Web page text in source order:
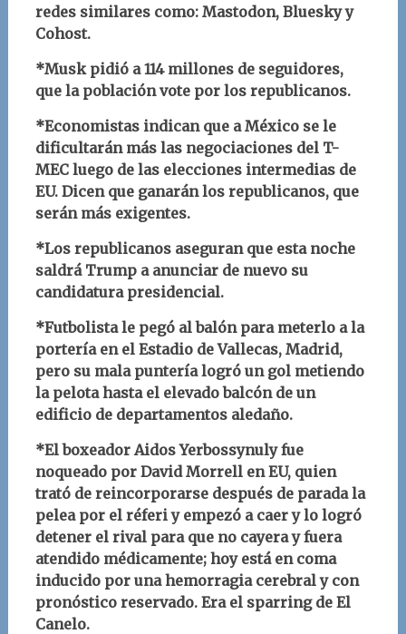
redes similares como: Mastodon, Bluesky y
Cohost.
*Musk pidió a 114 millones de seguidores,
que la población vote por los republicanos.
*Economistas indican que a México se le
dificultarán más las negociaciones del T-
MEC luego de las elecciones intermedias de
EU. Dicen que ganarán los republicanos, que
serán más exigentes.
*Los republicanos aseguran que esta noche
saldrá Trump a anunciar de nuevo su
candidatura presidencial.
*Futbolista le pegó al balón para meterlo a la
portería en el Estadio de Vallecas, Madrid,
pero su mala puntería logró un gol metiendo
la pelota hasta el elevado balcón de un
edificio de departamentos aledaño.
*El boxeador Aidos Yerbossynuly fue
noqueado por David Morrell en EU, quien
trató de reincorporarse después de parada la
pelea por el réferi y empezó a caer y lo logró
detener el rival para que no cayera y fuera
atendido médicamente; hoy está en coma
inducido por una hemorragia cerebral y con
pronóstico reservado. Era el sparring de El
Canelo.